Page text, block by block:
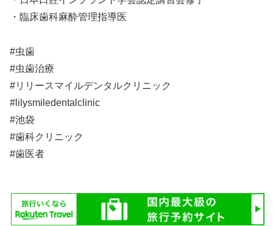
・臨床歯科麻酔管理指導医
#虫歯
#虫歯治療
#リリースマイルデンタルクリニック
#lilysmiledentalclinic
#池袋
#歯科クリニック
#歯医者